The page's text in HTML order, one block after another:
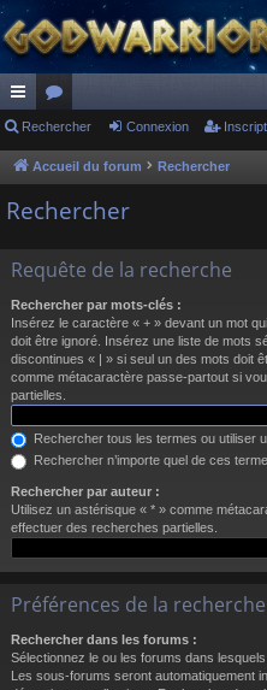
ac
co
ur
s
or
u
m
Rechercher Connexion
Accueil du forum Rechercher
Rechercher
Requête de la recherche
Rechercher par mots-clés :
Insérez le caractère « + » devant un mot
doit être ignoré. Insérez une liste de mots
discontinues « | » si seul un des mots doit
comme métacaractère passe-partout si
partielles.
Rechercher tous les termes ou utiliser
Rechercher n’importe quel de ces
Rechercher par auteur :
Utilisez un astérisque « * » comme
effectuer des recherches partielles.
Préférences de la recherche
Rechercher dans les forums :
Sélectionnez le ou les forums dans
Les sous-forums seront automatiquement